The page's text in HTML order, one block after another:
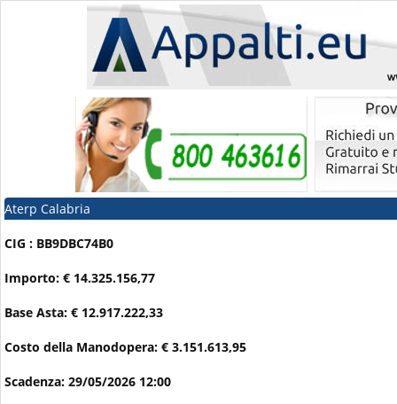
Aterp Calabria
CIG : BB9DBC74B0
Importo: € 14.325.156,77
Base Asta: € 12.917.222,33
Costo della Manodopera: € 3.151.613,95
Scadenza: 29/05/2026 12:00